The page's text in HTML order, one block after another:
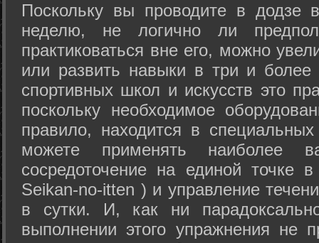
Поскольку вы проводите в додзе
неделю, не логично ли
практиковаться вне его, можно
или развить навыки в три и
спортивных школ и искусств это
поскольку необходимое
правило, находится в
можете применять наиболее
сосредоточение на единой точке
Seikan-­no-­itten ) и управление
в сутки. И, как ни
выполнении этого упражнения не